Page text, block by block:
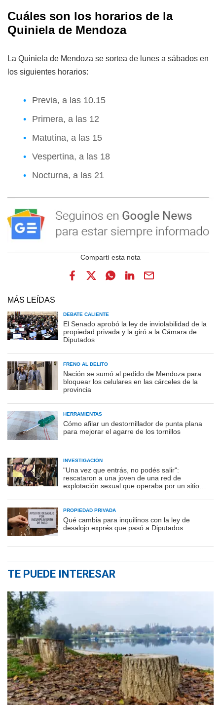
Cuáles son los horarios de la
Quiniela de Mendoza
La Quiniela de Mendoza se sortea de lunes a sábados en
los siguientes horarios:
Previa, a las 10.15
Primera, a las 12
Matutina, a las 15
Vespertina, a las 18
Nocturna, a las 21
MÁS LEÍDAS
DEBATE CALIENTE
El Senado aprobó la ley de inviolabilidad de la
propiedad privada y la giró a la Cámara de
Diputados
FRENO AL DELITO
Nación se sumó al pedido de Mendoza para
bloquear los celulares en las cárceles de la
provincia
HERRAMIENTAS
Cómo afilar un destornillador de punta plana
para mejorar el agarre de los tornillos
INVESTIGACIÓN
"Una vez que entrás, no podés salir":
rescataron a una joven de una red de
explotación sexual que operaba por un sitio
PROPIEDAD PRIVADA
Qué cambia para inquilinos con la ley de
desalojo exprés que pasó a Diputados
TE PUEDE INTERESAR